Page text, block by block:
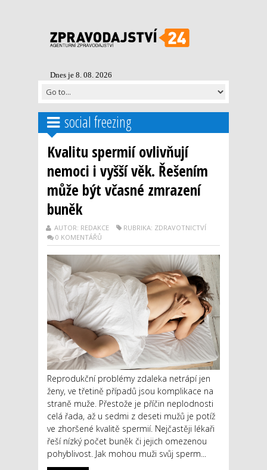
Dnes je 8. 08. 2026
social freezing
Kvalitu spermií ovlivňují
nemoci i vyšší věk. Řešením
může být včasné zmrazení
buněk
AUTOR: REDAKCE
RUBRIKA: ZDRAVOTNICTVÍ
0 KOMENTÁŘŮ
Reprodukční problémy zdaleka netrápí jen
ženy, ve třetině případů jsou komplikace na
straně muže. Přestože je příčin neplodnosti
celá řada, až u sedmi z deseti mužů je potíž
ve zhoršené kvalitě spermií. Nejčastěji lékaři
řeší nízký počet buněk či jejich omezenou
pohyblivost. Jak mohou muži svůj sperm...